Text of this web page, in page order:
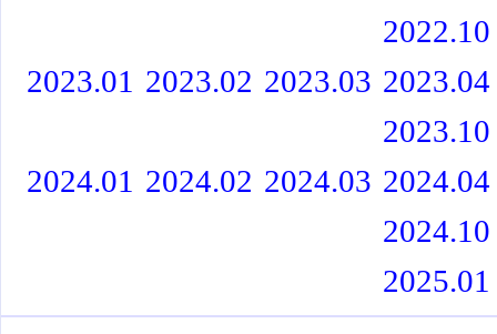
2022.10
2023.01 2023.02 2023.03 2023.04
2023.10
2024.01 2024.02 2024.03 2024.04
2024.10
2025.01